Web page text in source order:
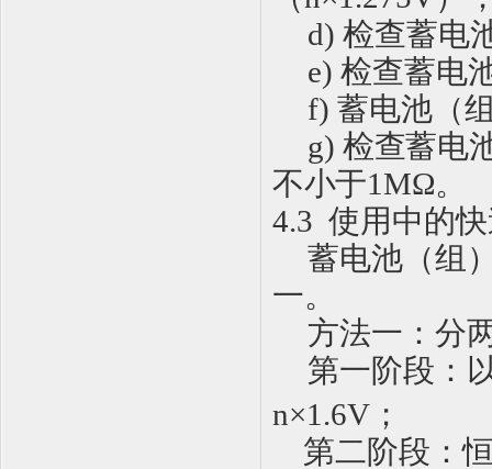
d) 检查蓄电
e) 检查蓄电
f) 蓄电池（
g) 检查蓄电
不小于1MΩ。
4.3 使用中的
蓄电池（组
一。
方法一：分
第一阶段：
n×1.6V ；
第二阶段：